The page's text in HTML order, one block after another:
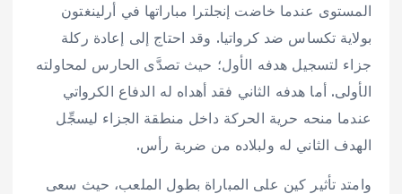
المستوى عندما خاضت إنجلترا مباراتها في أرلينغتون
بولاية تكساس ضد كرواتيا. وقد احتاج إلى إعادة ركلة
جزاء لتسجيل هدفه الأول؛ حيث تصدَّى الحارس لمحاولته
الأولى. أما هدفه الثاني فقد أهداه له الدفاع الكرواتي
عندما منحه حرية الحركة داخل منطقة الجزاء ليسجِّل
الهدف الثاني له ولبلاده من ضربة رأس.
وامتد تأثير كين على المباراة بطول الملعب، حيث سعى